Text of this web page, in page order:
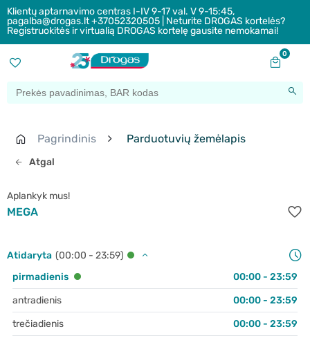
Klientų aptarnavimo centras I-IV 9-17 val. V 9-15:45,
pagalba@drogas.lt +37052320505 | Neturite DROGAS kortelės?
Registruokitės ir virtualią DROGAS kortelę gausite nemokamai!
0
Atgal
Pagrindinis Parduotuvių žemėlapis
Aplankyk mus!
MEGA
Atidaryta (00:00 - 23:59)
pirmadienis
00:00 - 23:59
antradienis
00:00 - 23:59
trečiadienis
00:00 - 23:59